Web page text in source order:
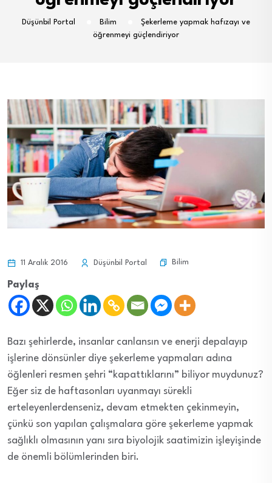
Düşünbil Portal Bilim
Şekerleme yapmak hafızayı ve
öğrenmeyi güçlendiriyor
11 Aralık 2016 Düşünbil Portal Bilim
Paylaş
Bazı şehirlerde, insanlar canlansın ve enerji depalayıp
işlerine dönsünler diye şekerleme yapmaları adına
öğlenleri resmen şehri “kapattıklarını” biliyor muydunuz?
Eğer siz de haftasonları uyanmayı sürekli
erteleyenlerdenseniz, devam etmekten çekinmeyin,
çünkü son yapılan çalışmalara göre şekerleme yapmak
sağlıklı olmasının yanı sıra biyolojik saatimizin işleyişinde
de önemli bölümlerinden biri.